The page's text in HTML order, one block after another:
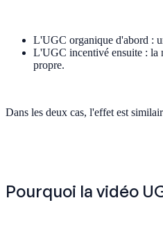
L'UGC organique d'abord :
L'UGC incentivé ensuite : la
propre.
Dans les deux cas, l'effet est
Pourquoi la vidéo